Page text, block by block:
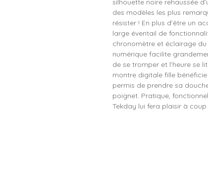
silhouette noire rehaussée
des modèles les plus
résister ! En plus d’être un
large éventail de
chronomètre et éclairage
numérique facilite
de se tromper et l’heure se
montre digitale fille
permis de prendre sa
poignet. Pratique,
Tekday lui fera plaisir à coup